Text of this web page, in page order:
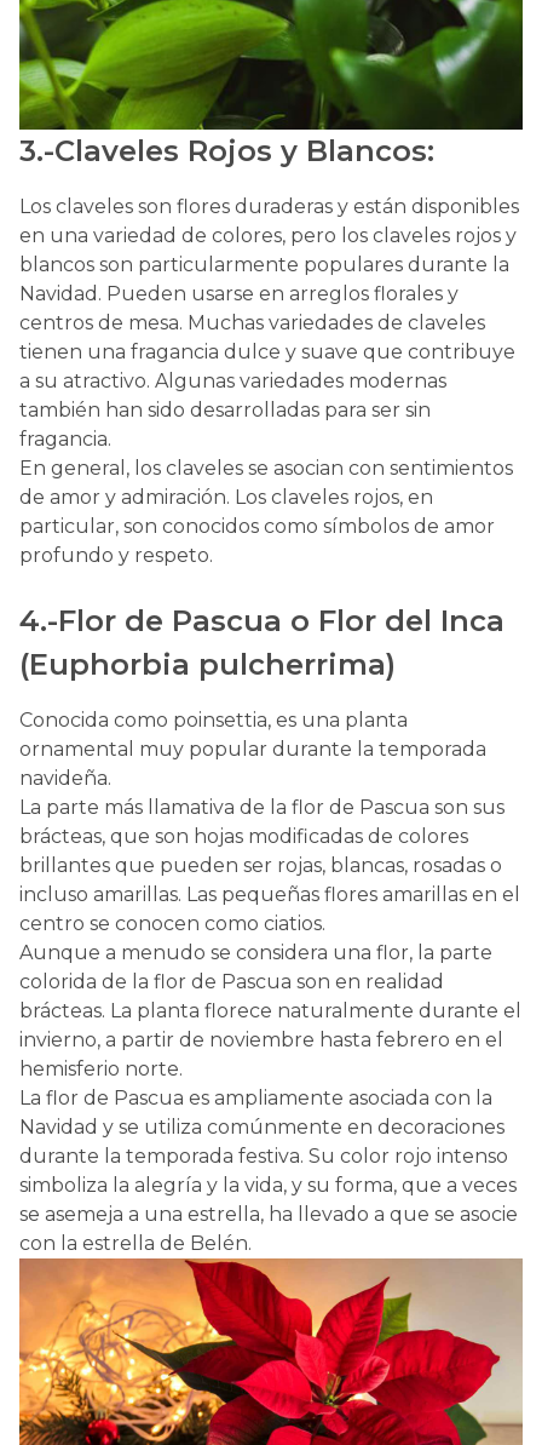
3.-Claveles Rojos y Blancos:
Los claveles son flores duraderas y están disponibles
en una variedad de colores, pero los claveles rojos y
blancos son particularmente populares durante la
Navidad. Pueden usarse en arreglos florales y
centros de mesa. Muchas variedades de claveles
tienen una fragancia dulce y suave que contribuye
a su atractivo. Algunas variedades modernas
también han sido desarrolladas para ser sin
fragancia.
En general, los claveles se asocian con sentimientos
de amor y admiración. Los claveles rojos, en
particular, son conocidos como símbolos de amor
profundo y respeto.
4.-Flor de Pascua o Flor del Inca
(Euphorbia pulcherrima)
Conocida como poinsettia, es una planta
ornamental muy popular durante la temporada
navideña.
La parte más llamativa de la flor de Pascua son sus
brácteas, que son hojas modificadas de colores
brillantes que pueden ser rojas, blancas, rosadas o
incluso amarillas. Las pequeñas flores amarillas en el
centro se conocen como ciatios.
Aunque a menudo se considera una flor, la parte
colorida de la flor de Pascua son en realidad
brácteas. La planta florece naturalmente durante el
invierno, a partir de noviembre hasta febrero en el
hemisferio norte.
La flor de Pascua es ampliamente asociada con la
Navidad y se utiliza comúnmente en decoraciones
durante la temporada festiva. Su color rojo intenso
simboliza la alegría y la vida, y su forma, que a veces
se asemeja a una estrella, ha llevado a que se asocie
con la estrella de Belén.